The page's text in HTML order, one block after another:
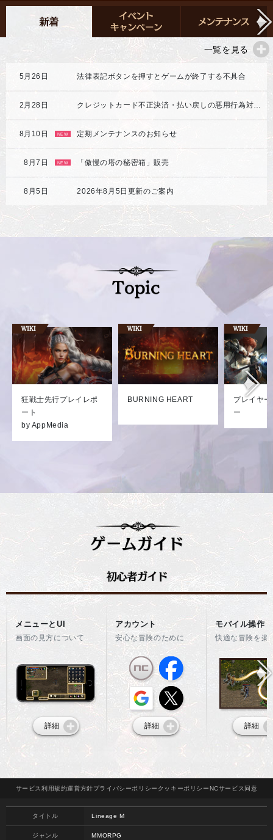
一覧を見る
5月26日 法律表記ボタンを押すとゲームが終了する不具合
2月28日
8月10日 NEW 定期メンテナンスのお知らせ
8月7日 NEW 「傲慢の塔の秘密箱」販売
8月5日 2026年8月5日更新のご案内
狂戦士先行プレイレポ
ート
by AppMedia
BURNING HEART
プレイヤ
ー
メニューとUI
画面の見方について
詳細
アカウント
安心な冒険のために
詳細
モバイル操作
快適な冒険を楽
詳細
サービス 利用規約運営方針プライバシーポリシー クッキーポリシーNCサービス 同意
タイトル Lineage M
ジャンル MMORPG